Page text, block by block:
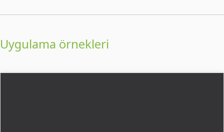
Uygulama örnekleri